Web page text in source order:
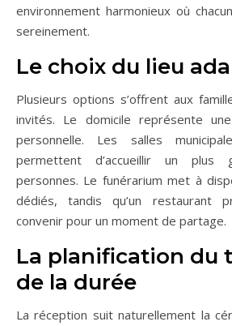
environnement harmonieux où
sereinement.
Le choix du lieu
Plusieurs options s’offrent aux
invités. Le domicile représente
personnelle. Les salles
permettent d’accueillir un plus
personnes. Le funérarium met à
dédiés, tandis qu’un restaurant
convenir pour un moment de partage.
La planification du
de la durée
La réception suit naturellement la